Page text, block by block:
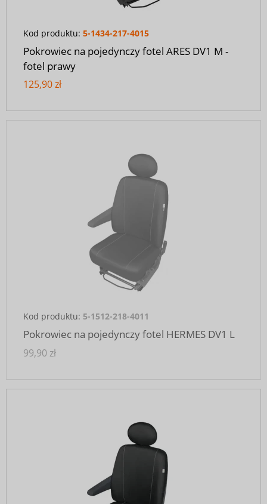
Kod produktu: 5-1434-217-4015
Pokrowiec na pojedynczy fotel ARES DV1 M -
fotel prawy
125,90 zł
Kod produktu: 5-1512-218-4011
Pokrowiec na pojedynczy fotel HERMES DV1 L
99,90 zł